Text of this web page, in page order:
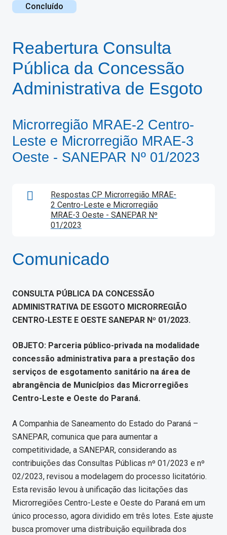
Concluído
Reabertura Consulta
Pública da Concessão
Administrativa de Esgoto
Microrregião MRAE-2 Centro-
Leste e Microrregião MRAE-3
Oeste - SANEPAR Nº 01/2023
Respostas CP Microrregião MRAE-
2 Centro-Leste e Microrregião
MRAE-3 Oeste - SANEPAR Nº
01/2023
Comunicado
CONSULTA PÚBLICA DA CONCESSÃO
ADMINISTRATIVA DE ESGOTO MICRORREGIÃO
CENTRO-LESTE E OESTE SANEPAR Nº 01/2023.
OBJETO: Parceria público-privada na modalidade
concessão administrativa para a prestação dos
serviços de esgotamento sanitário na área de
abrangência de Municípios das Microrregiões
Centro-Leste e Oeste do Paraná.
A Companhia de Saneamento do Estado do Paraná –
SANEPAR, comunica que para aumentar a
competitividade, a SANEPAR, considerando as
contribuições das Consultas Públicas nº 01/2023 e nº
02/2023, revisou a modelagem do processo licitatório.
Esta revisão levou à unificação das licitações das
Microrregiões Centro-Leste e Oeste do Paraná em um
único processo, agora dividido em três lotes. Este ajuste
busca promover uma distribuição equilibrada dos